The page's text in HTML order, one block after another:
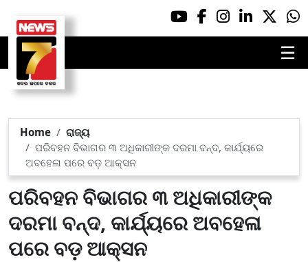
☰
Home
ରାଜ୍ୟ
ପରିବହନ ବିଭାଗର ୩ ଅଧିକାରୀଙ୍କ ଦରମା ବନ୍ଦ, କାର୍ଯ୍ୟରେ
ଅବହେଳା ପରେ ବଡ଼ ଆକ୍ସନ
ପରିବହନ ବିଭାଗର ୩ ଅଧିକାରୀଙ୍କ
ଦରମା ବନ୍ଦ, କାର୍ଯ୍ୟରେ ଅବହେଳା
ପରେ ବଡ଼ ଆକ୍ସନ